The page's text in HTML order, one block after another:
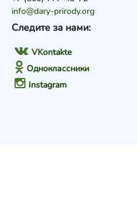
Следите за нами:
VKontakte
Одноклассники
Instagram
info@dary-prirody.org